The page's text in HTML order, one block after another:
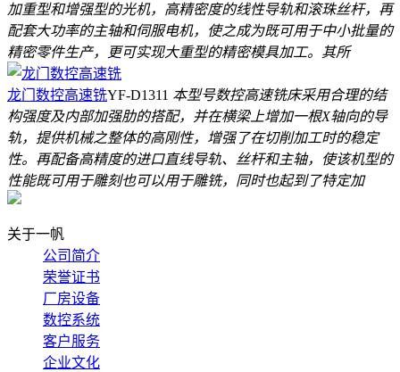
加重型和增强型的光机，高精密度的线性导轨和滚珠丝杆，再
配套大功率的主轴和伺服电机，使之成为既可用于中小批量的
精密零件生产，更可实现大重型的精密模具加工。其所
龙门数控高速铣YF-D1311 本型号数控高速铣床采用合理的结
构强度及内部加强肋的搭配，并在横梁上增加一根X轴向的导
轨，提供机械之整体的高刚性，增强了在切削加工时的稳定
性。再配备高精度的进口直线导轨、丝杆和主轴，使该机型的
性能既可用于雕刻也可以用于雕铣，同时也起到了特定加
关于一帆
公司简介
荣誉证书
厂房设备
数控系统
客户服务
企业文化